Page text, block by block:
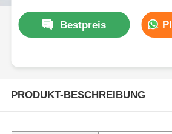
Bestpreis
PRODUKT-BESCHREIBUNG